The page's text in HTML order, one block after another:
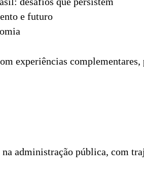
e futuro
experiências
administração pública, com